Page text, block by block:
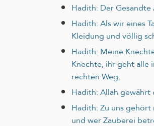
Hadith: Der
Hadith: Als wir eines
Kleidung und völlig
Hadith: Meine
Knechte, ihr geht alle
rechten Weg.
Hadith: Allah
Hadith: Zu uns
und wer Zauberei